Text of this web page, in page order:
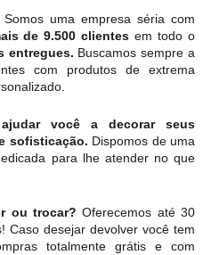
Somos uma empresa séria com
de 9.500 clientes em todo o
entregues. Buscamos sempre a
com produtos de extrema
você a decorar seus
sofisticação. Dispomos de uma
para lhe atender no que
ou trocar?Oferecemos até 30
Caso desejar devolver você tem
totalmente grátis e com